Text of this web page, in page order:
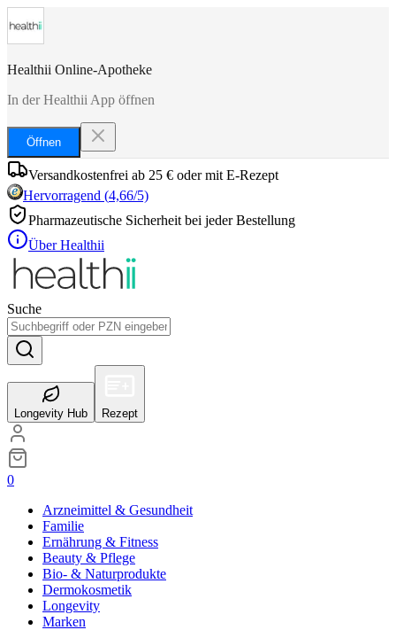
Healthii Online-Apotheke
In der Healthii App öffnen
Öffnen
Versandkostenfrei ab 25 € oder mit E-Rezept
Hervorragend (4,66/5)
Pharmazeutische Sicherheit bei jeder Bestellung
Über Healthii
Suche
Longevity Hub Rezept
0
Arzneimittel & Gesundheit
Familie
Ernährung & Fitness
Beauty & Pflege
Bio- & Naturprodukte
Dermokosmetik
Longevity
Marken